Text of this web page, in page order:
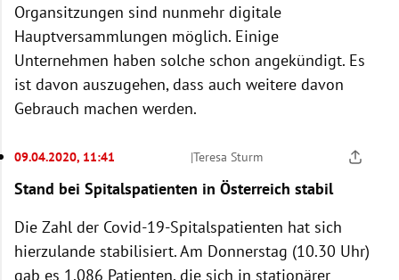
Organsitzungen sind nunmehr digitale
Hauptversammlungen möglich. Einige
Unternehmen haben solche schon angekündigt. Es
ist davon auszugehen, dass auch weitere davon
Gebrauch machen werden.
09.04.2020, 11:41 |Teresa Sturm
Stand bei Spitalspatienten in Österreich stabil
Die Zahl der Covid-19-Spitalspatienten hat sich
hierzulande stabilisiert. Am Donnerstag (10.30 Uhr)
gab es 1.086 Patienten, die sich in stationärer